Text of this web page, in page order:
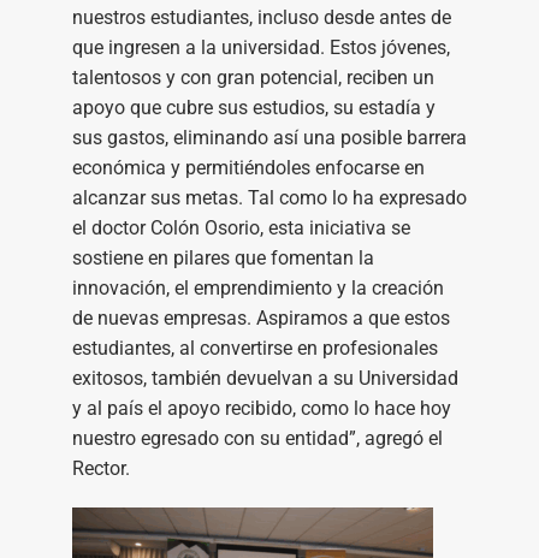
nuestros estudiantes, incluso desde antes de
que ingresen a la universidad. Estos jóvenes,
talentosos y con gran potencial, reciben un
apoyo que cubre sus estudios, su estadía y
sus gastos, eliminando así una posible barrera
económica y permitiéndoles enfocarse en
alcanzar sus metas. Tal como lo ha expresado
el doctor Colón Osorio, esta iniciativa se
sostiene en pilares que fomentan la
innovación, el emprendimiento y la creación
de nuevas empresas. Aspiramos a que estos
estudiantes, al convertirse en profesionales
exitosos, también devuelvan a su Universidad
y al país el apoyo recibido, como lo hace hoy
nuestro egresado con su entidad”, agregó el
Rector.